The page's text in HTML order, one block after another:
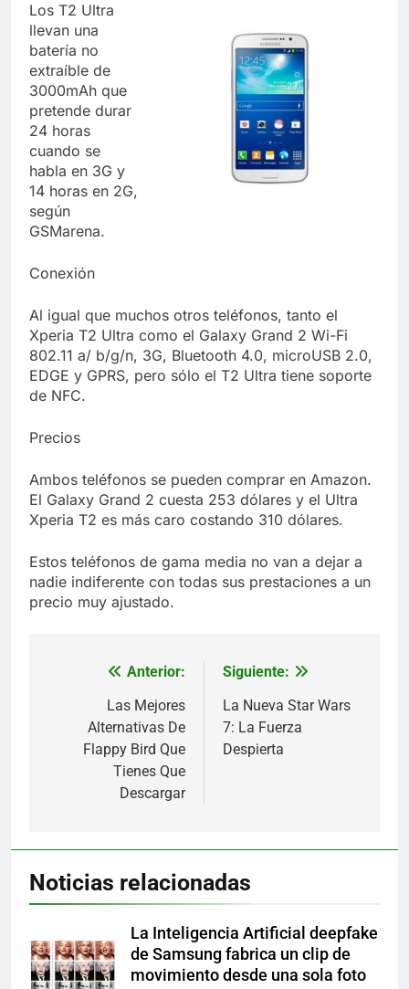
Los T2 Ultra
llevan una
batería no
extraíble de
3000mAh que
pretende durar
24 horas
cuando se
habla en 3G y
14 horas en 2G,
según
GSMarena.
Conexión
Al igual que muchos otros teléfonos, tanto el
Xperia T2 Ultra como el Galaxy Grand 2 Wi-Fi
802.11 a/ b/g/n, 3G, Bluetooth 4.0, microUSB 2.0,
EDGE y GPRS, pero sólo el T2 Ultra tiene soporte
de NFC.
Precios
Ambos teléfonos se pueden comprar en Amazon.
El Galaxy Grand 2 cuesta 253 dólares y el Ultra
Xperia T2 es más caro costando 310 dólares.
Estos teléfonos de gama media no van a dejar a
nadie indiferente con todas sus prestaciones a un
precio muy ajustado.
Navegación
entradas
Anterior:
Las Mejores
Alternativas De
Flappy Bird Que
Tienes Que
Descargar
Siguiente:
La Nueva Star Wars
7: La Fuerza
Despierta
Noticias relacionadas
La Inteligencia Artificial deepfake
de Samsung fabrica un clip de
movimiento desde una sola foto